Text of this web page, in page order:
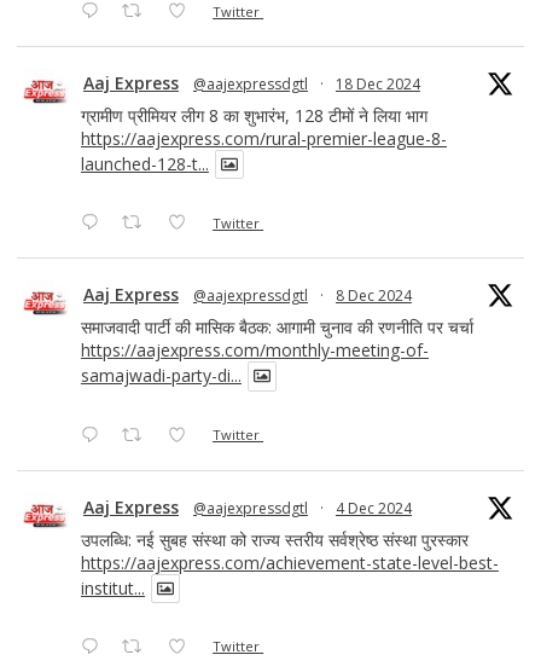
Twitter
Aaj Express @aajexpressdgtl · 18 Dec 2024
ग्रामीण प्रीमियर लीग 8 का शुभारंभ, 128 टीमों ने लिया भाग
https://aajexpress.com/rural-premier-league-8-
launched-128-t...
Twitter
Aaj Express @aajexpressdgtl · 8 Dec 2024
समाजवादी पार्टी की मासिक बैठक: आगामी चुनाव की रणनीति पर चर्चा
https://aajexpress.com/monthly-meeting-of-
samajwadi-party-di...
Twitter
Aaj Express @aajexpressdgtl · 4 Dec 2024
उपलब्धि: नई सुबह संस्था को राज्य स्तरीय सर्वश्रेष्ठ संस्था पुरस्कार
https://aajexpress.com/achievement-state-level-best-
institut...
Twitter